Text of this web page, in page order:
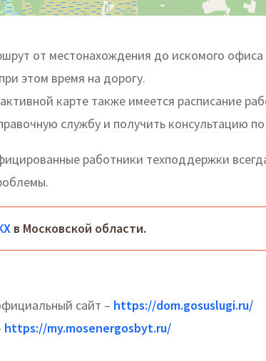
от местонахождения до искомого
этом время на дорогу.
карте также имеется расписание
службу и получить консультацию
работники техподдержки
в Московской области.
сайт – https://dom.gosuslugi.ru/
https://my.mosenergosbyt.ru/